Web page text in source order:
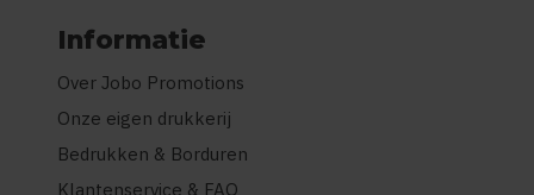
Informatie
Over Jobo Promotions
Onze eigen drukkerij
Bedrukken & Borduren
Klantenservice & FAQ